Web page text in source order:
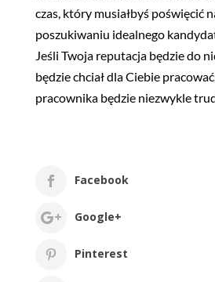
czas, który musiałbyś poświęcić
poszukiwaniu idealnego
Jeśli Twoja reputacja będzie do
będzie chciał dla Ciebie
pracownika będzie niezwykle
Facebook
Google+
Pinterest